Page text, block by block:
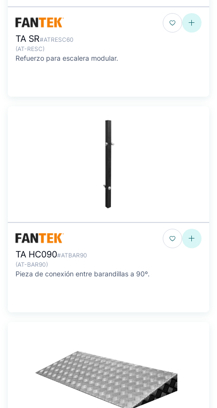
TA SR#ATRESC60
(AT-RESC)
Refuerzo para escalera modular.
TA HC090#ATBAR90
(AT-BAR90)
Pieza de conexión entre barandillas a 90º.